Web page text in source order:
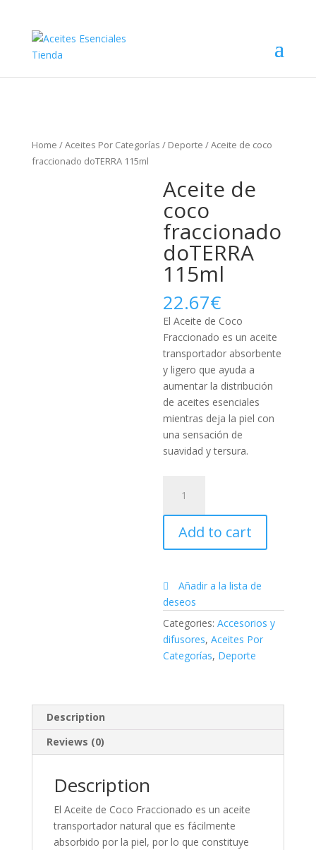
Home /Aceites Por Categorías / Deporte / Aceite de coco
fraccionado doTERRA 115ml
Aceite de
coco
fraccionado
doTERRA
115ml
22.67€
El Aceite de Coco
Fraccionado es un aceite
transportador absorbente
y ligero que ayuda a
aumentar la distribución
de aceites esenciales
mientras deja la piel con
una sensación de
suavidad y tersura.
coco
fraccionado
doTERRA
quantity
Add to cart
Añadir a la lista de
deseos
Categories:Accesorios y
difusores,Aceites Por
Categorías, Deporte
Description
Reviews (0)
Description
El Aceite de Coco Fraccionado es un aceite
transportador natural que es fácilmente
absorbido por la piel, por lo que constituye